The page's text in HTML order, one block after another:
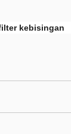
kebisingan